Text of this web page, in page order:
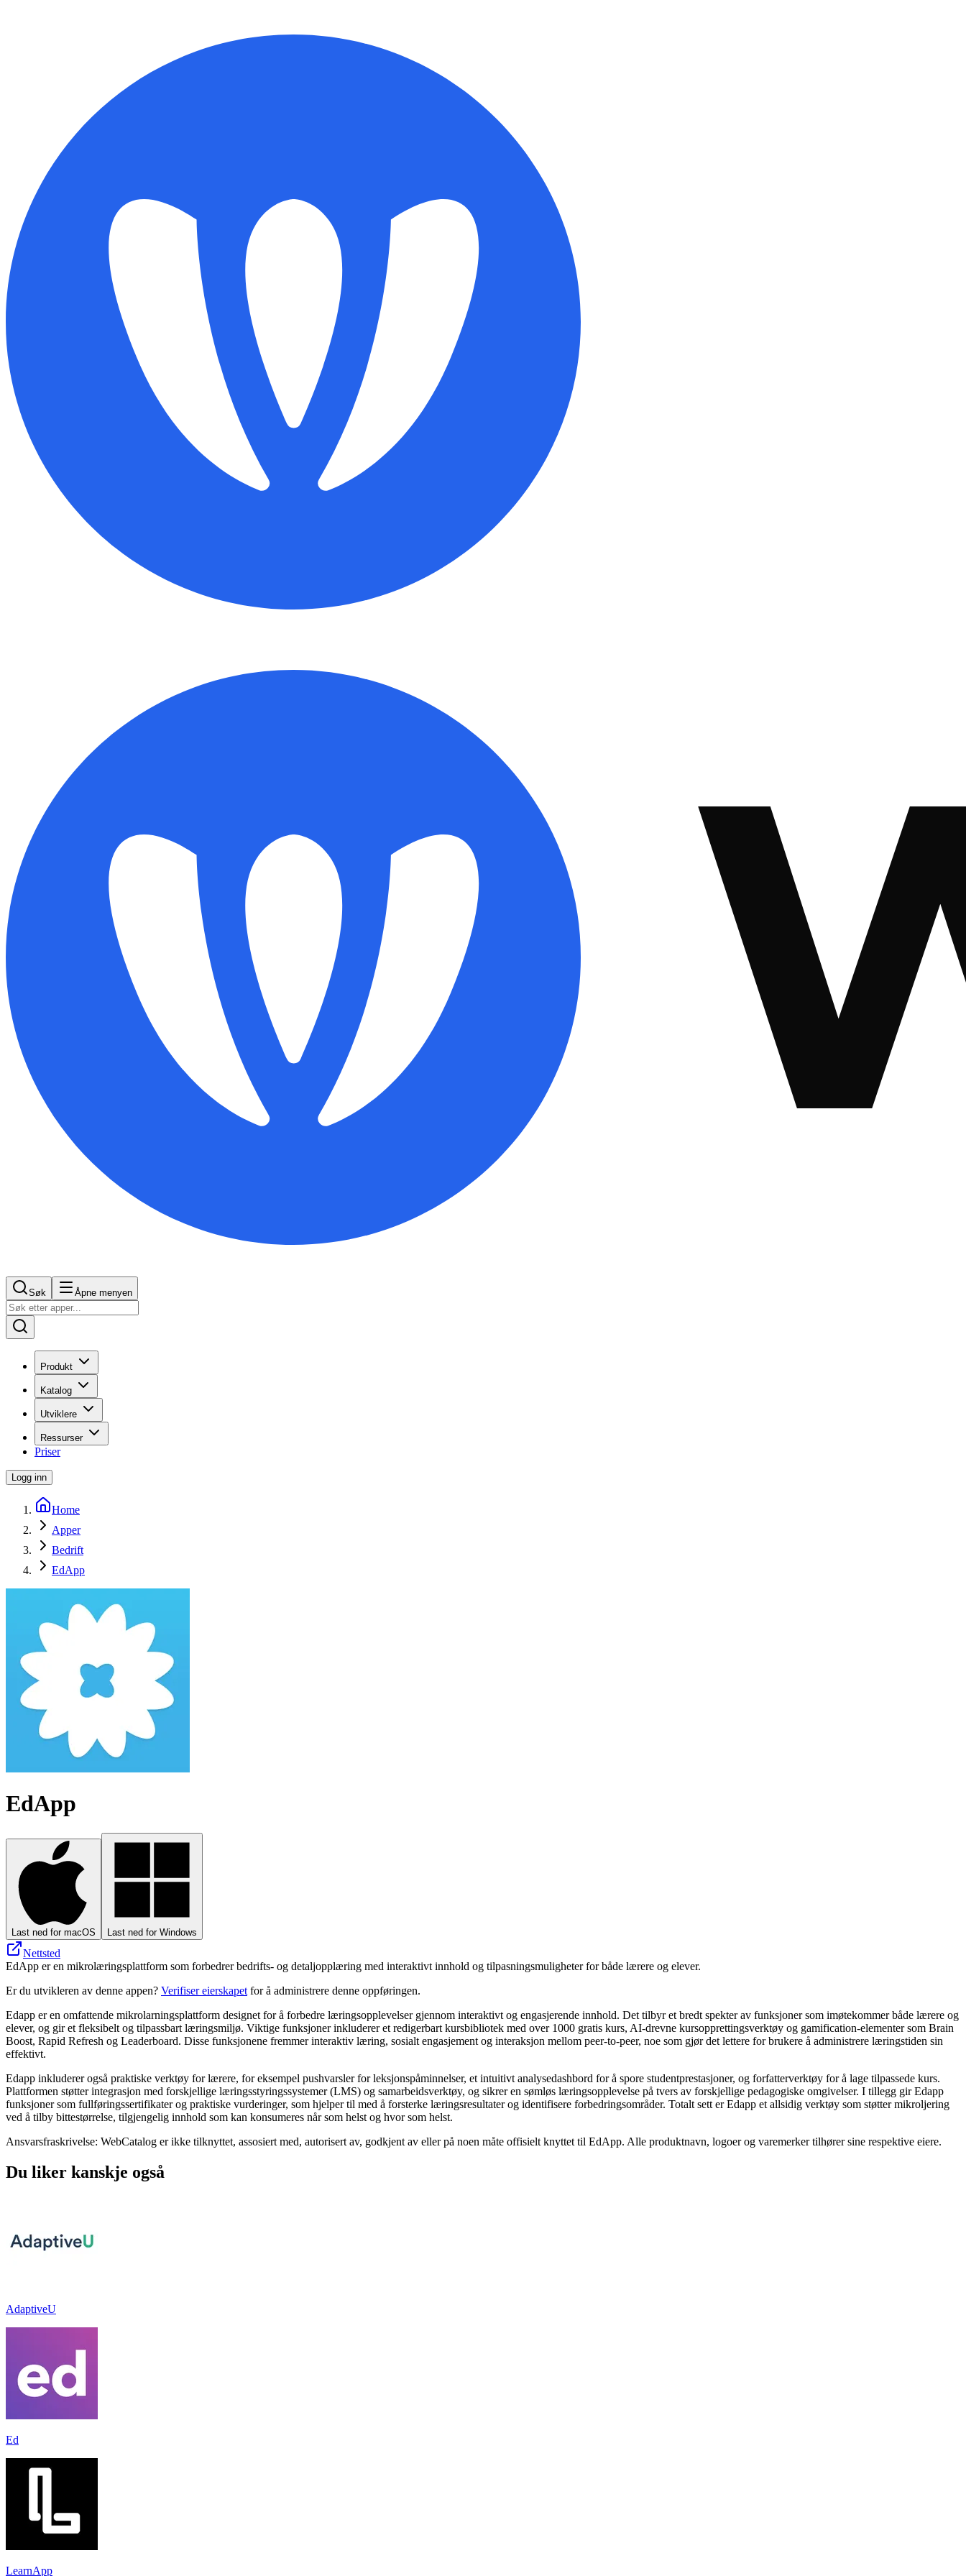
Søk Åpne menyen
Produkt
Katalog
Utviklere
Ressurser
Priser
Logg inn
Home
Apper
Bedrift
EdApp
EdApp
Last ned for macOS Last ned for Windows
Nettsted
EdApp er en mikrolæringsplattform som forbedrer bedrifts- og detaljopplæring med interaktivt innhold og tilpasningsmuligheter for både lærere og elever.
Er du utvikleren av denne appen? Verifiser eierskapet for å administrere denne oppføringen.
Edapp er en omfattende mikrolarningsplattform designet for å forbedre læringsopplevelser gjennom interaktivt og engasjerende innhold. Det tilbyr et bredt spekter av funksjoner som imøtekommer både lærere og
elever, og gir et fleksibelt og tilpassbart læringsmiljø. Viktige funksjoner inkluderer et redigerbart kursbibliotek med over 1000 gratis kurs, AI-drevne kursopprettingsverktøy og gamification-elementer som Brain
Boost, Rapid Refresh og Leaderboard. Disse funksjonene fremmer interaktiv læring, sosialt engasjement og interaksjon mellom peer-to-peer, noe som gjør det lettere for brukere å administrere læringstiden sin
effektivt.
Edapp inkluderer også praktiske verktøy for lærere, for eksempel pushvarsler for leksjonspåminnelser, et intuitivt analysedashbord for å spore studentprestasjoner, og forfatterverktøy for å lage tilpassede kurs.
Plattformen støtter integrasjon med forskjellige læringsstyringssystemer (LMS) og samarbeidsverktøy, og sikrer en sømløs læringsopplevelse på tvers av forskjellige pedagogiske omgivelser. I tillegg gir Edapp
funksjoner som fullføringssertifikater og praktiske vurderinger, som hjelper til med å forsterke læringsresultater og identifisere forbedringsområder. Totalt sett er Edapp et allsidig verktøy som støtter mikroljering
ved å tilby bittestørrelse, tilgjengelig innhold som kan konsumeres når som helst og hvor som helst.
Ansvarsfraskrivelse: WebCatalog er ikke tilknyttet, assosiert med, autorisert av, godkjent av eller på noen måte offisielt knyttet til EdApp. Alle produktnavn, logoer og varemerker tilhører sine respektive eiere.
Du liker kanskje også
AdaptiveU
Ed
LearnApp